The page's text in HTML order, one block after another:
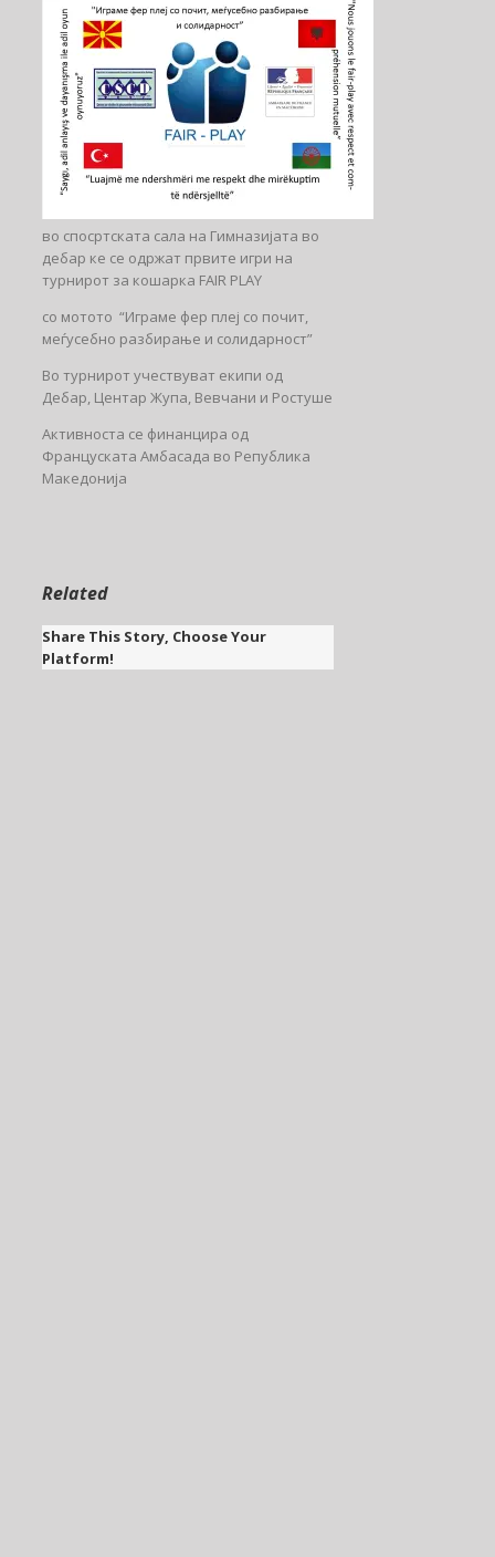
во спосртската сала на Гимназијата во
дебар ке се одржат првите игри на
турнирот за кошарка FAIR PLAY
со мотото “Играме фер плеј со почит,
меѓусебно разбирање и солидарност”
Во турнирот учествуват екипи од
Дебар, Центар Жупа, Вевчани и Ростуше
Активноста се финанцира од
Француската Амбасада во Република
Македонија
Related
Share This Story, Choose Your
Platform!